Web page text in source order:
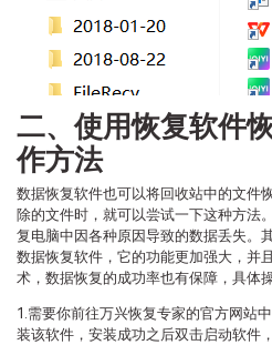
二、使用恢复软件
作方法
数据恢复软件也可以将回收站中的文件
除的文件时，就可以尝试一下这种方法
复电脑中因各种原因导致的数据丢失。
数据恢复软件，它的功能更加强大，并
术，数据恢复的成功率也有保障，具体
1.需要你前往万兴恢复专家的官方网站
装该软件，安装成功之后双击启动软件